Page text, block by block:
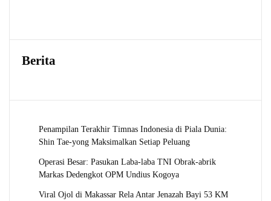
Berita
Penampilan Terakhir Timnas Indonesia di Piala Dunia:
Shin Tae-yong Maksimalkan Setiap Peluang
Operasi Besar: Pasukan Laba-laba TNI Obrak-abrik
Markas Dedengkot OPM Undius Kogoya
Viral Ojol di Makassar Rela Antar Jenazah Bayi 53 KM